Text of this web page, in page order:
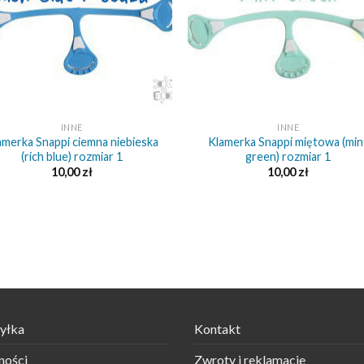
INNE
Snappi ciemna niebieska
(rich blue) rozmiar 1
10,00zł
INNE
Klamerka Snappi miętowa
green) rozmiar 1
10,00zł
Kontakt
Zwroty i reklamacje